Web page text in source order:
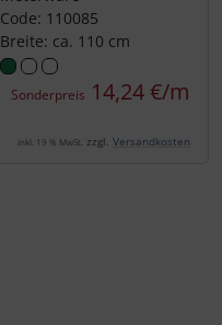
Code: 110085
Breite: ca. 110 cm
Sonderpreis 14,24 €/m
inkl. 19 % MwSt. zzgl. Versandkosten